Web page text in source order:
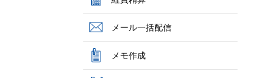
メール一括配信
メモ作成